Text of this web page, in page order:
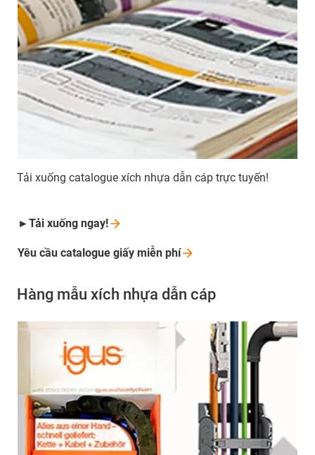
Tải xuống catalogue xích nhựa dẫn cáp trực tuyến!
►Tải xuống ngay!
Yêu cầu catalogue giấy miễn phí
Hàng mẫu xích nhựa dẫn cáp